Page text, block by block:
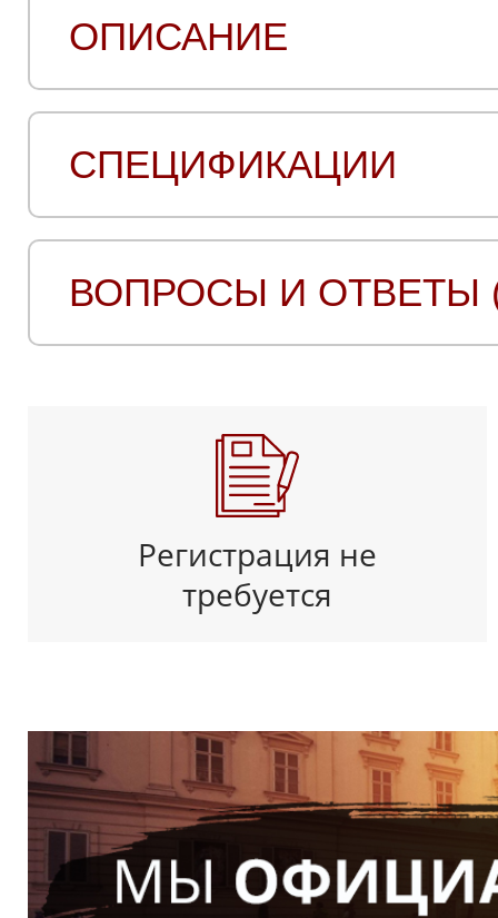
ОПИСАНИЕ
СПЕЦИФИКАЦИИ
ВОПРОСЫ И ОТВЕТЫ
Регистрация не
требуется